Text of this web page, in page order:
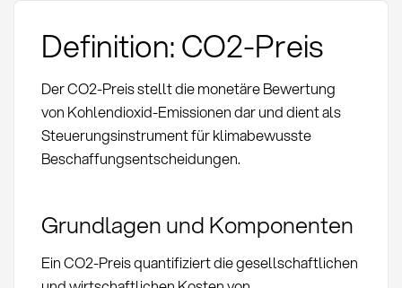
Definition: CO2-Preis
Der CO2-Preis stellt die monetäre Bewertung
von Kohlendioxid-Emissionen dar und dient als
Steuerungsinstrument für klimabewusste
Beschaffungsentscheidungen.
Grundlagen und Komponenten
Ein CO2-Preis quantifiziert die gesellschaftlichen